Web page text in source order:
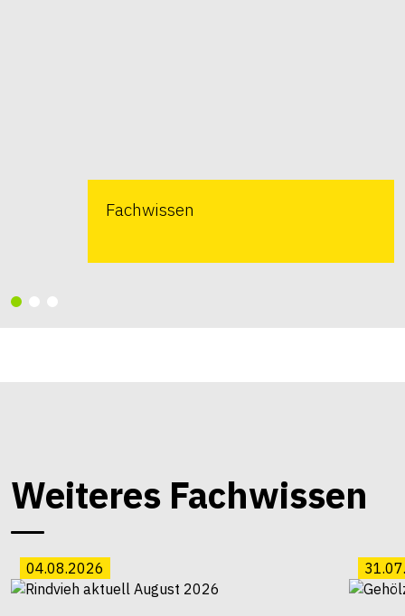
Fachwissen
Weiteres Fachwissen
04.08.2026